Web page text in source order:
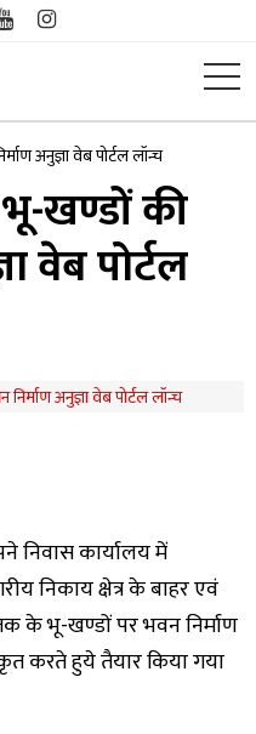
अनुज्ञा वेब पोर्टल लॉन्च
खण्डों की
वेब पोर्टल
निवास कार्यालय में
निकाय क्षेत्र के बाहर एवं
के भू-खण्डों पर भवन निर्माण
करते हुये तैयार किया गया